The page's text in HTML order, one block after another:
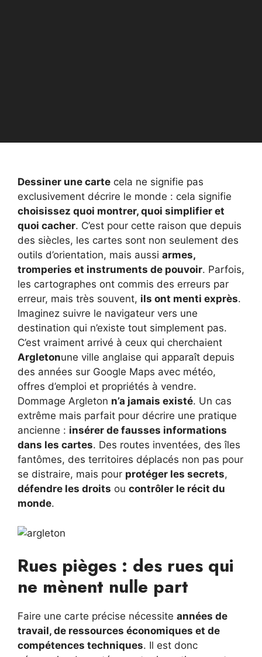
Dessiner une carte cela ne signifie pas
exclusivement décrire le monde : cela signifie
choisissez quoi montrer, quoi simplifier et
quoi cacher. C’est pour cette raison que depuis
des siècles, les cartes sont non seulement des
outils d’orientation, mais aussi armes,
tromperies et instruments de pouvoir. Parfois,
les cartographes ont commis des erreurs par
erreur, mais très souvent, ils ont menti exprès.
Imaginez suivre le navigateur vers une
destination qui n’existe tout simplement pas.
C’est vraiment arrivé à ceux qui cherchaient
Argletonune ville anglaise qui apparaît depuis
des années sur Google Maps avec météo,
offres d’emploi et propriétés à vendre.
Dommage Argleton n’a jamais existé. Un cas
extrême mais parfait pour décrire une pratique
ancienne : insérer de fausses informations
dans les cartes. Des routes inventées, des îles
fantômes, des territoires déplacés non pas pour
se distraire, mais pour protéger les secrets,
défendre les droits ou contrôler le récit du
monde.
Rues pièges : des rues qui
ne mènent nulle part
Faire une carte précise nécessite années de
travail, de ressources économiques et de
compétences techniques. Il est donc